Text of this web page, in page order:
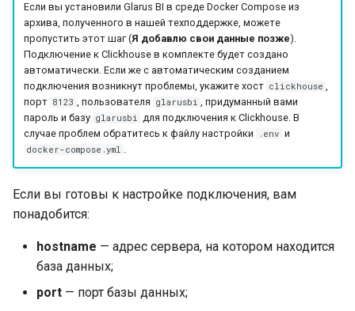
Если вы установили Glarus BI в среде Docker Compose из
архива, полученного в нашей техподдержке, можете
пропустить этот шаг (Я добавлю свои данные позже).
Подключение к Clickhouse в комплекте будет создано
автоматически. Если же с автоматическим созданием
подключения возникнут проблемы, укажите хост clickhouse ,
порт 8123 , пользователя glarusbi , придуманный вами
пароль и базу glarusbi для подключения к Clickhouse. В
случае проблем обратитесь к файлу настройки
.env и
docker-compose.yml .
Если вы готовы к настройке подключения, вам
понадобится:
hostname — адрес сервера, на котором находится
база данных;
port — порт базы данных;